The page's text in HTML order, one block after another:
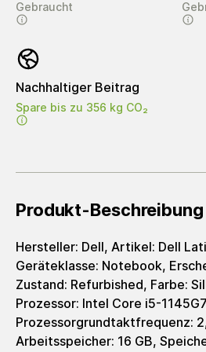
Gebraucht
Nachhaltiger Beitrag
Spare bis zu 356 kg CO₂
Produkt-Beschreibung
Hersteller: Dell, Artikel: Dell
Geräteklasse: Notebook,
Zustand: Refurbished, Farbe:
Prozessor: Intel Core i5-
Prozessorgrundtaktfrequenz:
Arbeitsspeicher: 16 GB,